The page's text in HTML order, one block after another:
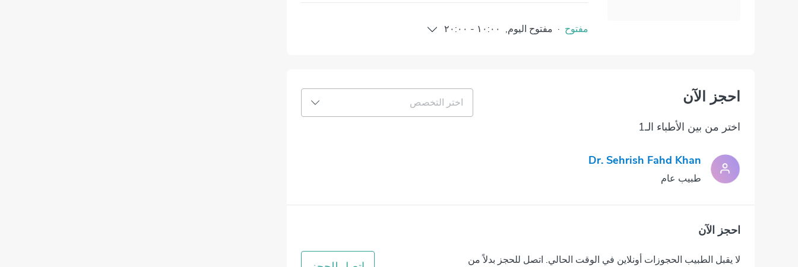
مفتوح · مفتوح اليوم, ١٠:٠٠ - ٢٠:٠٠
احجز الآن اختر التخصص
اختر من بين الأطباء الـ1
Dr. Sehrish Fahd Khan
طبيب عام
احجز الآن
لا يقبل الطبيب الحجوزات أونلاين في الوقت الحالي. اتصل للحجز بدلاً من